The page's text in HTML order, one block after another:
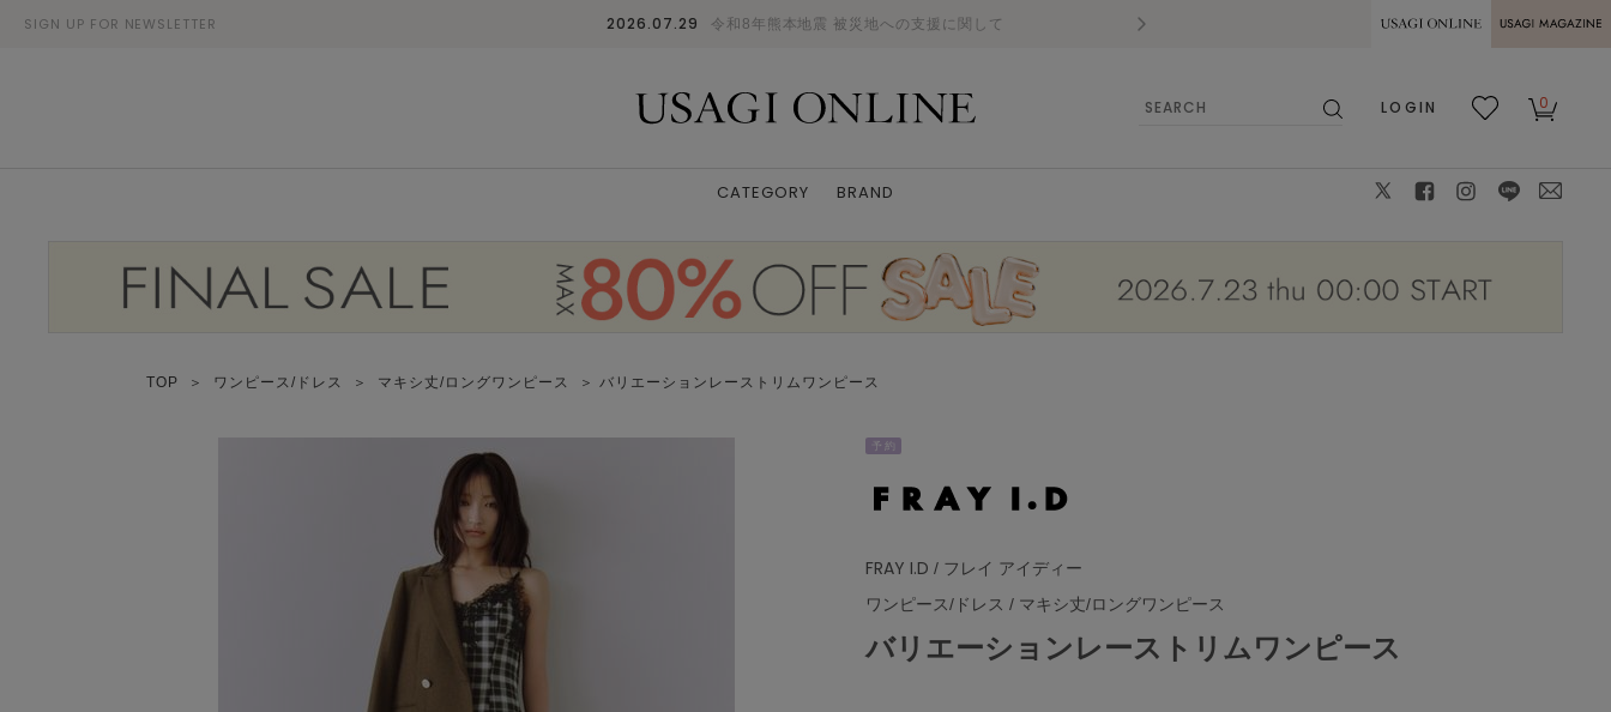
SIGN UP FOR NEWSLETTER 2026.07.29 令和8年熊本地震 被災地への支援に関して 熊本県熊本地方を震源とする地震の影響に
MAGAZINE
LOGIN
0
CATEGORY BRAND
TOP ＞ ワンピース/ドレス ＞ マキシ丈/ロングワンピース ＞ バリエーションレーストリムワンピース
予 約
FRAY I.D / フレイ アイディー
ワンピース/ドレス / マキシ丈/ロングワンピース
バリエーションレーストリムワンピース
1: 〇